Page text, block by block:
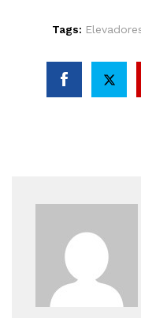
Tags: